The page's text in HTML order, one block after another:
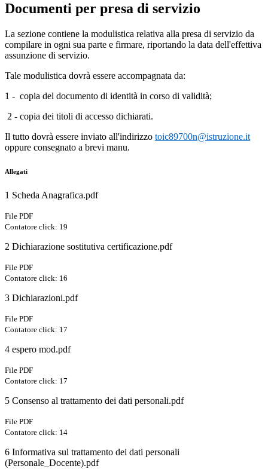
Documenti per presa di servizio
La sezione contiene la modulistica relativa alla presa di servizio da
compilare in ogni sua parte e firmare, riportando la data dell'effettiva
assunzione di servizio.
Tale modulistica dovrà essere accompagnata da:
1 - copia del documento di identità in corso di validità;
2 - copia dei titoli di accesso dichiarati.
Il tutto dovrà essere inviato all'indirizzo toic89700n@istruzione.it
oppure consegnato a brevi manu.
Allegati
1 Scheda Anagrafica.pdf
File PDF
Contatore click: 19
2 Dichiarazione sostitutiva certificazione.pdf
File PDF
Contatore click: 16
3 Dichiarazioni.pdf
File PDF
Contatore click: 17
4 espero mod.pdf
File PDF
Contatore click: 17
5 Consenso al trattamento dei dati personali.pdf
File PDF
Contatore click: 14
6 Informativa sul trattamento dei dati personali
(Personale_Docente).pdf